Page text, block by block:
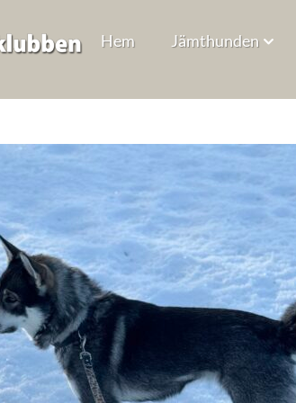
Hem Jämthunden